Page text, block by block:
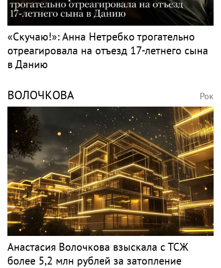
«Скучаю!»: Анна Нетребко трогательно
отреагировала на отъезд 17-летнего сына
в Данию
ВОЛОЧКОВА Рок
Анастасия Волочкова взыскала с ТСЖ
более 5,2 млн рублей за затопление